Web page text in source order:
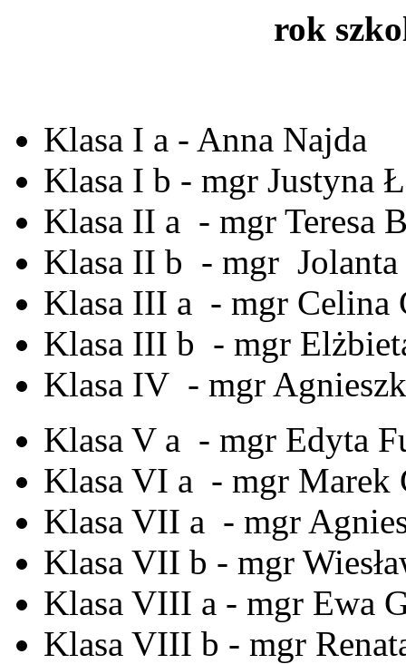
rok
Klasa I a - Anna Najda
Klasa I b - mgr Justyna
Klasa II a - mgr Teresa
Klasa II b - mgr Jolanta
Klasa III a - mgr Celina
Klasa III b - mgr
Klasa IV - mgr
Klasa V a - mgr Edyta
Klasa VI a - mgr Marek
Klasa VII a - mgr
Klasa VII b - mgr
Klasa VIII a - mgr Ewa
Klasa VIII b - mgr